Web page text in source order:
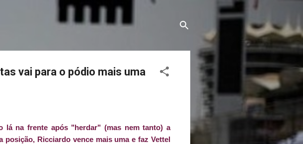
vai para o pódio mais uma
lá na frente após "herdar" (mas nem tanto) a
posição, Ricciardo vence mais uma e faz Vettel